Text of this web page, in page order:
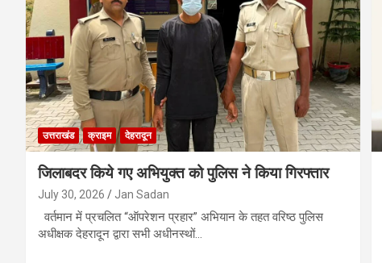
उत्तराखंड क्राइम देहरादून
जिलाबदर किये गए अभियुक्त को पुलिस ने किया गिरफ्तार
July 30, 2026 Jan Sadan
वर्तमान में प्रचलित “ऑपरेशन प्रहार” अभियान के तहत वरिष्ठ पुलिस
अधीक्षक देहरादून द्वारा सभी अधीनस्थों…